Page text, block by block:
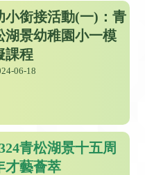
小銜接活動(一)：青
湖景幼稚園小一模
課程
06-18
青松湖景十五周
才藝薈萃